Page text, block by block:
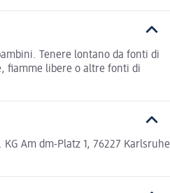
Tenere lontano da fonti di
fiamme libere o altre fonti di
Am dm-Platz 1, 76227 Karlsruhe